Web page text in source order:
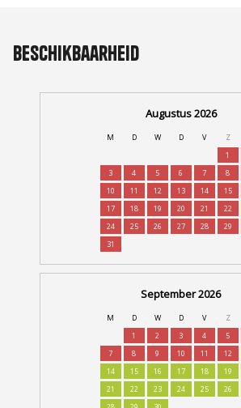
Beschikbaarheid